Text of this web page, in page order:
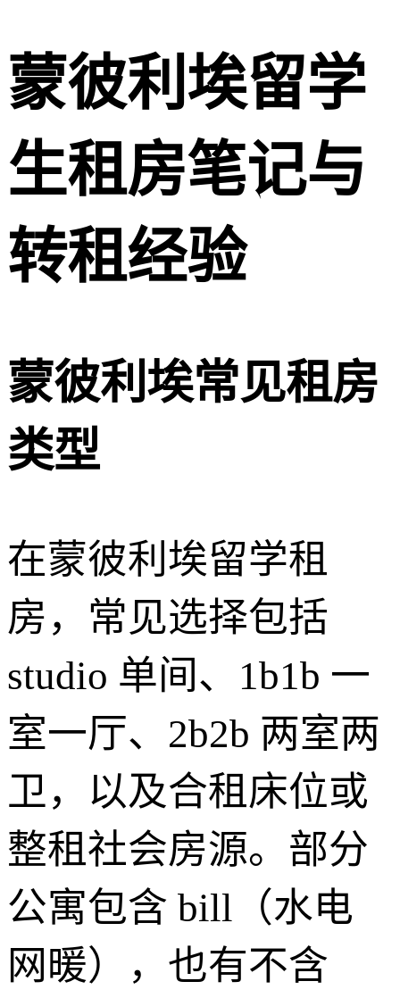
蒙彼利埃留学
生租房笔记与
转租经验
蒙彼利埃常见租房
类型
在蒙彼利埃留学租
房，常见选择包括
studio 单间、1b1b 一
室一厅、2b2b 两室两
卫，以及合租床位或
整租社会房源。部分
公寓包含 bill（水电
网暖），也有不含